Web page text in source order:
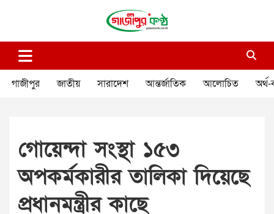
গাজীপুর কণ্ঠ
গাজীপুর জাতীয় সারাদেশ আন্তর্জাতিক আলোচিত অর্থ-
গোয়েন্দা সংস্থা ১৫৩
অপকর্মকারীর তালিকা দিয়েছে
প্রধানমন্ত্রীর কাছে